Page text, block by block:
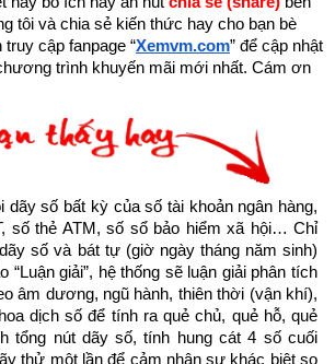
cổ Phật giáo Người bệnh nặng
đang sống trong thời gian cuối cùng của
tôi và chia sẻ kiến thức hay cho bạn bè
cập fanpage “Xemvm.com” để cập nhật
trình khuyến mãi mới nhất. Cám ơn
dãy số bất kỳ của số tài khoản ngân hàng,
số thẻ ATM, số sổ bảo hiểm xã hội… Chỉ
số và bát tự (giờ ngày tháng năm sinh)
“Luận giải”, hệ thống sẽ luận giải phân tích
âm dương, ngũ hành, thiên thời (vận khí),
dịch số để tính ra quẻ chủ, quẻ hỗ, quẻ
tổng nút dãy số, tính hung cát 4 số cuối
thử một lần để cảm nhận sự khác biệt so